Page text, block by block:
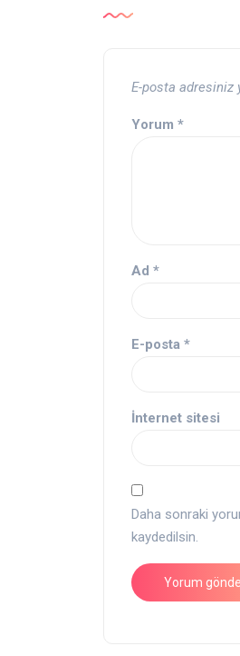
E-posta adresiniz
Yorum *
Ad *
E-posta *
İnternet sitesi
Daha sonraki
kaydedilsin.